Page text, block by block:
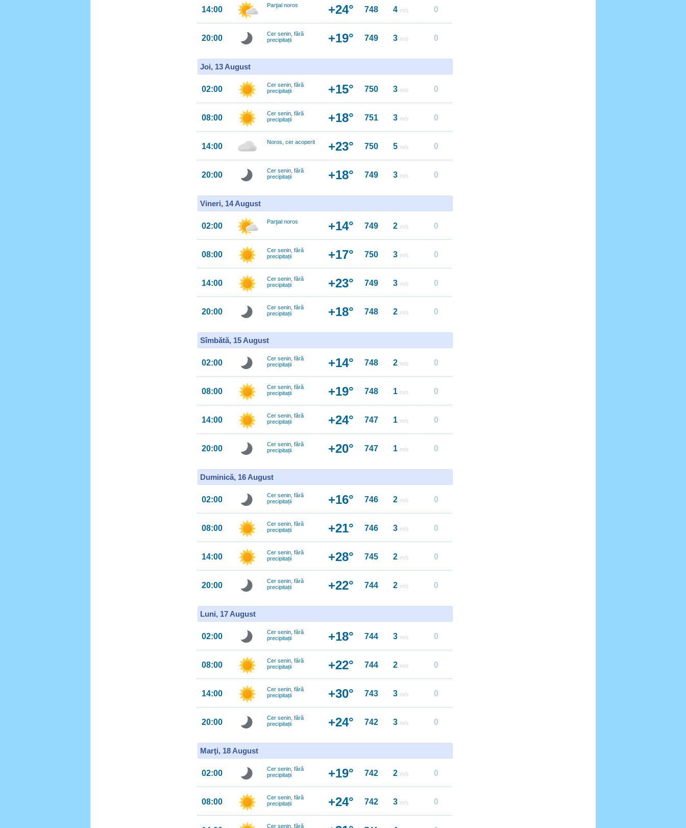
14:00 Parţial noros +24° 748 4 m/s 0
20:00
Cer senin, fără
precipitații
+19° 749 3 m/s 0
Joi, 13 August
02:00
Cer senin, fără
precipitații
+15° 750 3 m/s 0
08:00
Cer senin, fără
precipitații
+18° 751 3 m/s 0
14:00 Noros, cer acoperit +23° 750 5 m/s 0
20:00
Cer senin, fără
precipitații
+18° 749 3 m/s 0
Vineri, 14 August
02:00 Parţial noros +14° 749 2 m/s 0
08:00
Cer senin, fără
precipitații
+17° 750 3 m/s 0
14:00
Cer senin, fără
precipitații
+23° 749 3 m/s 0
20:00
Cer senin, fără
precipitații
+18° 748 2 m/s 0
Sîmbătă, 15 August
02:00
Cer senin, fără
precipitații
+14° 748 2 m/s 0
08:00
Cer senin, fără
precipitații
+19° 748 1 m/s 0
14:00
Cer senin, fără
precipitații
+24° 747 1 m/s 0
20:00
Cer senin, fără
precipitații
+20° 747 1 m/s 0
Duminică, 16 August
02:00
Cer senin, fără
precipitații
+16° 746 2 m/s 0
08:00
Cer senin, fără
precipitații
+21° 746 3 m/s 0
14:00
Cer senin, fără
precipitații
+28° 745 2 m/s 0
20:00
Cer senin, fără
precipitații
+22° 744 2 m/s 0
Luni, 17 August
02:00
Cer senin, fără
precipitații
+18° 744 3 m/s 0
08:00
Cer senin, fără
precipitații
+22° 744 2 m/s 0
14:00
Cer senin, fără
precipitații
+30° 743 3 m/s 0
20:00
Cer senin, fără
precipitații
+24° 742 3 m/s 0
Marţi, 18 August
02:00
Cer senin, fără
precipitații
+19° 742 2 m/s 0
08:00
Cer senin, fără
precipitații
+24° 742 3 m/s 0
Cer senin, fără